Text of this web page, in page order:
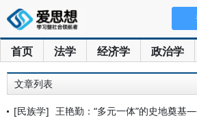
首页 法学 经济学 政治学
文章列表
[民族学] 王艳勤：“多元一体”的史地奠基——禹贡